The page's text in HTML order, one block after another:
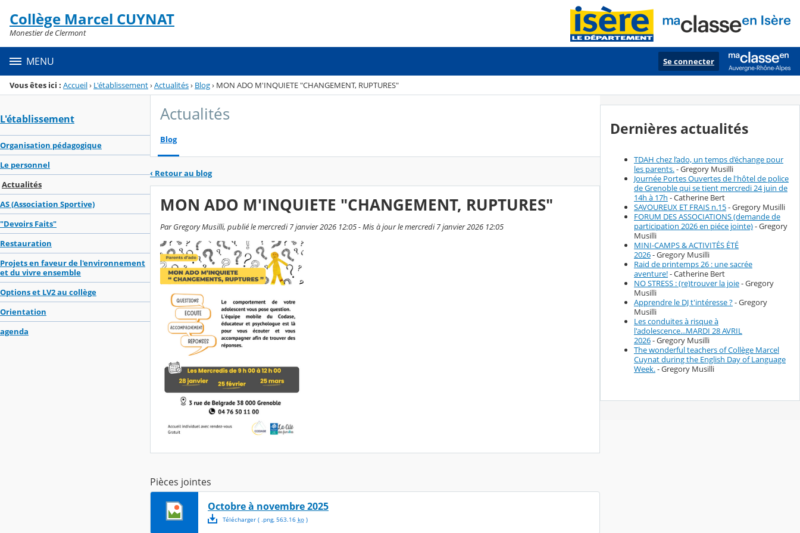
Menu de la rubrique
Contenu
Collège Marcel CUYNAT
Monestier de Clermont
MENU Se connecter
Vous êtes ici : Accueil› L'établissement›Actualités› Blog› MON ADO M'INQUIETE "CHANGEMENT, RUPTURES"
L'établissement
Organisation pédagogique
Le personnel
Actualités
AS (Association Sportive)
"Devoirs Faits"
Restauration
Projets en faveur de l'environnement
et du vivre ensemble
Options et LV2 au collège
Orientation
agenda
Actualités
Blog
‹ Retour au blog
MON ADO M'INQUIETE "CHANGEMENT, RUPTURES"
Par Gregory Musilli, publié le mercredi 7 janvier 2026 12:05 - Mis à jour le mercredi 7 janvier 2026 12:05
Pièces jointes
Octobre à novembre 2025
Télécharger( .png, 563.16 ko)
Dernières actualités
TDAH chez l’ado, un temps d’échange pour
les parents.- Gregory Musilli
Journée Portes Ouvertes de l'hôtel de police
de Grenoble qui se tient mercredi 24 juin de
14h à 17h - Catherine Bert
SAVOUREUX ET FRAIS n.15- Gregory Musilli
FORUM DES ASSOCIATIONS (demande de
participation 2026 en piéce jointe)- Gregory
Musilli
MINI-CAMPS & ACTIVITÉS ÉTÉ
2026- Gregory Musilli
Raid de printemps 26 : une sacrée
aventure!- Catherine Bert
NO STRESS : (re)trouver la joie- Gregory
Musilli
Apprendre le DJ t'intéresse ?- Gregory
Musilli
Les conduites à risque à
l'adolescence...MARDI 28 AVRIL
2026- Gregory Musilli
The wonderful teachers of Collège Marcel
Cuynat during the English Day of Language
Week.- Gregory Musilli